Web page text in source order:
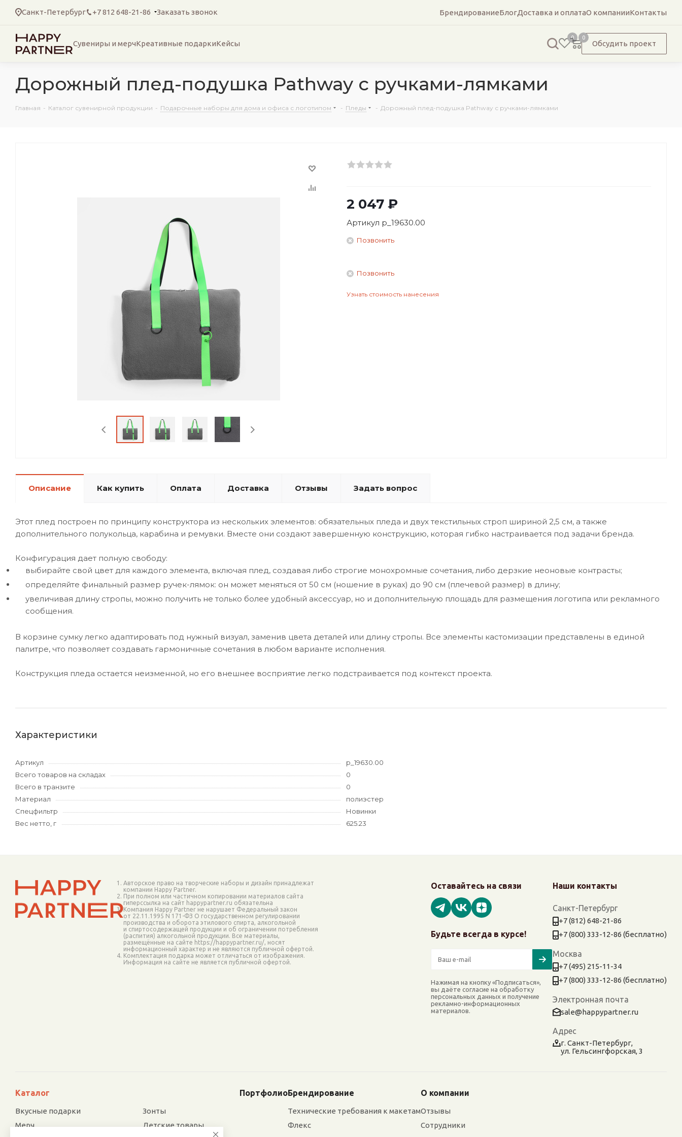
Санкт-Петербург +7 812 648-21-86 Заказать звонок БрендированиеБлогДоставка и оплатаО компанииКонтакты
Сувениры и мерчКреативные подаркиКейсы
0 0
Обсудить проект
Дорожный плед-подушка Pathway с ручками-лямками
Главная - Каталог сувенирной продукции - Подарочные наборы для дома и офиса с логотипом - Пледы - Дорожный плед-подушка Pathway с ручками-лямками
2 047 ₽
Артикул p_19630.00
Позвонить
Позвонить
Узнать стоимость нанесения
Описание Как купить Оплата Доставка Отзывы Задать вопрос
Этот плед построен по принципу конструктора из нескольких элементов: обязательных пледа и двух текстильных строп шириной 2,5 см, а также
дополнительного полукольца, карабина и ремувки. Вместе они создают завершенную конструкцию, которая гибко настраивается под задачи бренда.
Конфигурация дает полную свободу:
выбирайте свой цвет для каждого элемента, включая плед, создавая либо строгие монохромные сочетания, либо дерзкие неоновые контрасты;
определяйте финальный размер ручек-лямок: он может меняться от 50 см (ношение в руках) до 90 см (плечевой размер) в длину;
увеличивая длину стропы, можно получить не только более удобный аксессуар, но и дополнительную площадь для размещения логотипа или рекламного
сообщения.
В корзине сумку легко адаптировать под нужный визуал, заменив цвета деталей или длину стропы. Все элементы кастомизации представлены в единой
палитре, что позволяет создавать гармоничные сочетания в любом варианте исполнения.
Конструкция пледа остается неизменной, но его внешнее восприятие легко подстраивается под контекст проекта.
Характеристики
Артикул
p_19630.00
Всего товаров на складах
0
Всего в транзите
0
Материал
полиэстер
Спецфильтр
Новинки
Вес нетто, г
625.23
Авторское право на творческие наборы и дизайн принадлежат
компании Happy Partner.
При полном или частичном копировании материалов сайта
гиперссылка на сайт happypartner.ru обязательна
Компания Happy Partner не нарушает Федеральный закон
от 22.11.1995 N 171-ФЗ О государственном регулировании
производства и оборота этилового спирта, алкогольной
и спиртосодержащей продукции и об ограничении потребления
(распития) алкогольной продукции. Все материалы,
размещённые на сайте https://happypartner.ru/, носят
информационный характер и не являются публичной офертой.
Комплектация подарка может отличаться от изображения.
Информация на сайте не является публичной офертой.
Оставайтесь на связи
Будьте всегда в курсе!
Нажимая на кнопку «Подписаться»,
вы даёте согласие на обработку
персональных данных и получение
рекламно-информационных
материалов.
Наши контакты
Санкт-Петербург
+7 (812) 648-21-86
+7 (800) 333-12-86 (бесплатно)
Москва
+7 (495) 215-11-34
+7 (800) 333-12-86 (бесплатно)
Электронная почта
sale@happypartner.ru
Адрес
г. Санкт-Петербург,
ул. Гельсингфорская, 3
Каталог
Вкусные подарки
Мерч
Зонты
Детские товары
ПортфолиоБрендирование
Технические требования к макетам
Флекс
О компании
Отзывы
Сотрудники